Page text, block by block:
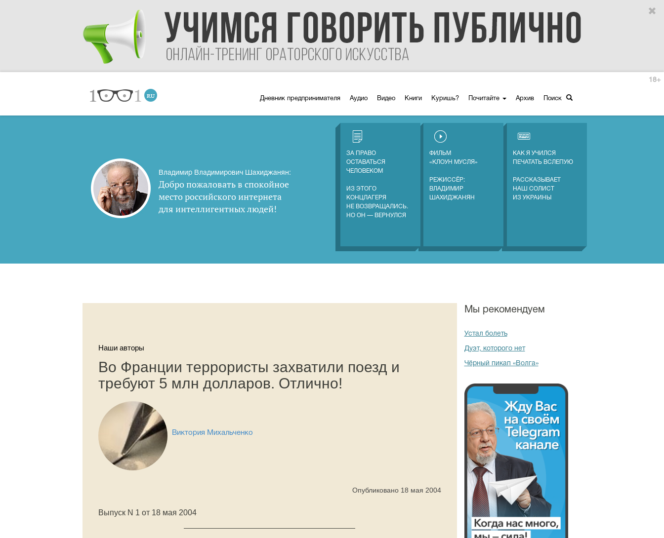
Дневник предпринимателя Аудио Видео Книги Куришь? Почитайте Архив Поиск
18+
Владимир Владимирович Шахиджанян:
Добро пожаловать в спокойное
место российского интернета
для интеллигентных людей!
ЗА ПРАВО
ОСТАВАТЬСЯ
ЧЕЛОВЕКОМ
ИЗ ЭТОГО
КОНЦЛАГЕРЯ
НЕ ВОЗВРАЩАЛИСЬ.
НО ОН — ВЕРНУЛСЯ
ФИЛЬМ
«КЛОУН МУСЛЯ»
РЕЖИССЁР:
ВЛАДИМИР
ШАХИДЖАНЯН
КАК Я УЧИЛСЯ
ПЕЧАТАТЬ ВСЛЕПУЮ
РАССКАЗЫВАЕТ
НАШ СОЛИСТ
ИЗ УКРАИНЫ
Наши авторы
Во Франции террористы захватили поезд и
требуют 5 млн долларов. Отлично!
Виктория Михальченко
Опубликовано 18 мая 2004
Выпуск N 1 от 18 мая 2004
Мы рекомендуем
Устал болеть
Дуэт, которого нет
Чёрный пикап «Волга»